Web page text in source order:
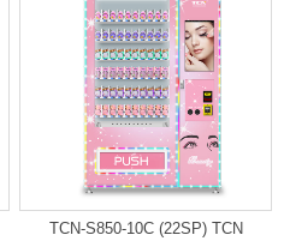
TCN-S850-10C (22SP) TCN